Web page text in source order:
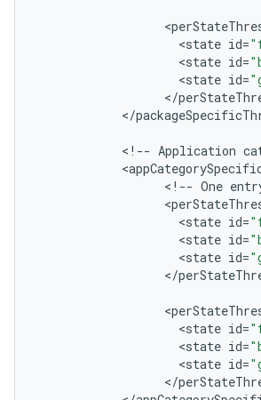
<
<state id=
<state id=
<state id=
</
</
< ! -- Application
<
< ! -- One
<
<state id=
<state id=
<state id=
</
<
<state id=
<state id=
<state id=
</